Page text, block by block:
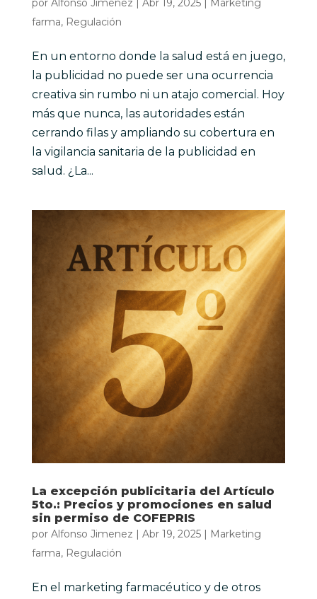
por Alfonso Jimenez Abr 19, 2025|
Marketing
farma, Regulación
En un entorno donde la salud está en juego,
la publicidad no puede ser una ocurrencia
creativa sin rumbo ni un atajo comercial. Hoy
más que nunca, las autoridades están
cerrando filas y ampliando su cobertura en
la vigilancia sanitaria de la publicidad en
salud. ¿La...
La excepción publicitaria del Artículo
5to.: Precios y promociones en salud
sin permiso de COFEPRIS
por Alfonso Jimenez | Abr 19, 2025| Marketing
farma, Regulación
En el marketing farmacéutico y de otros